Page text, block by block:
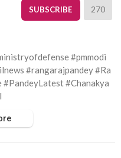
SUBSCRIBE 270
#pmmodi
#rangarajpandey #Ra
#Chanakya